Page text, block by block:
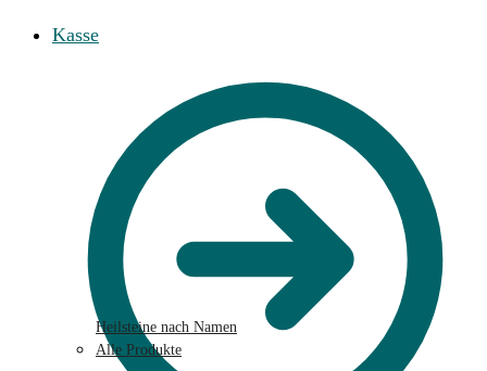
Kasse
Heilsteine nach Namen
Alle Produkte